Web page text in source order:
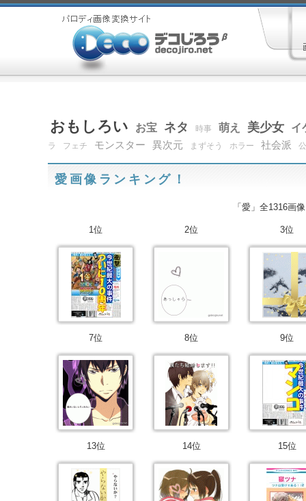
おもしろい お宝 ネタ 時事 萌え 美少女 イ
ラ フェチ モンスター 異次元 まずそう ホラー 社会派
愛画像ランキング！
「愛」全1316画
1位 2位 3位
7位 8位 9位
13位 14位 15位